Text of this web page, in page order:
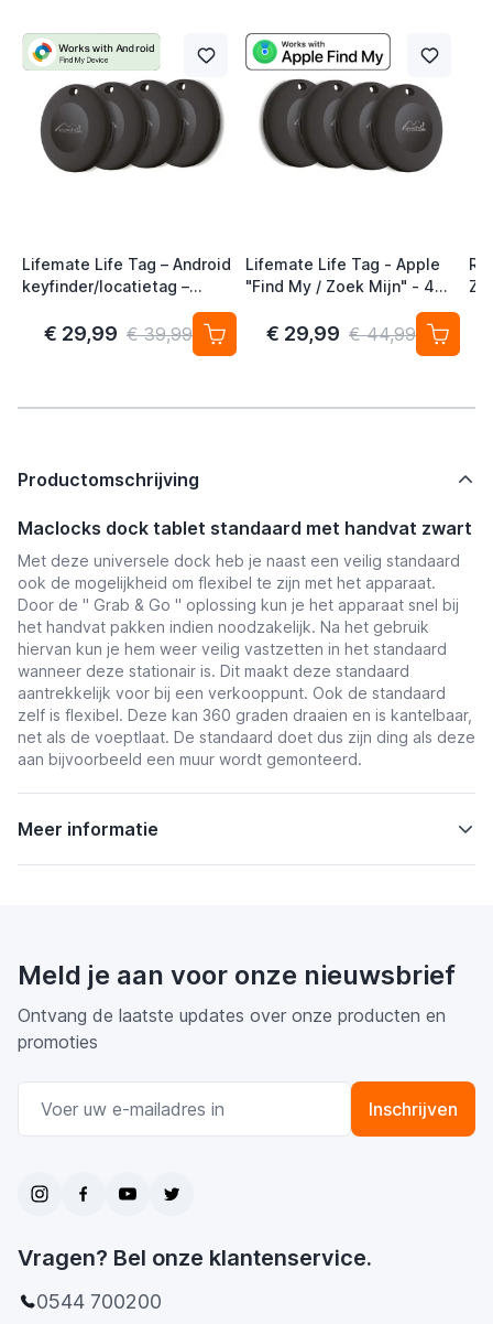
Lifemate Life Tag – Android
keyfinder/locatietag –
Android/Google Find My
Device – 4-pack
€ 29,99 € 39,99
Lifemate Life Tag - Apple
"Find My / Zoek Mijn" - 4
Pack - AirTag Alternatief
€ 29,99 € 44,99
Productomschrijving
Maclocks dock tablet standaard met handvat zwart
Met deze universele dock heb je naast een veilig standaard
ook de mogelijkheid om flexibel te zijn met het apparaat.
Door de " Grab & Go " oplossing kun je het apparaat snel bij
het handvat pakken indien noodzakelijk. Na het gebruik
hiervan kun je hem weer veilig vastzetten in het standaard
wanneer deze stationair is. Dit maakt deze standaard
aantrekkelijk voor bij een verkooppunt. Ook de standaard
zelf is flexibel. Deze kan 360 graden draaien en is kantelbaar,
net als de voeptlaat. De standaard doet dus zijn ding als deze
aan bijvoorbeeld een muur wordt gemonteerd.
Meer informatie
Meld je aan voor onze nieuwsbrief
Ontvang de laatste updates over onze producten en
promoties
Inschrijven
Vragen? Bel onze klantenservice.
0544 700200